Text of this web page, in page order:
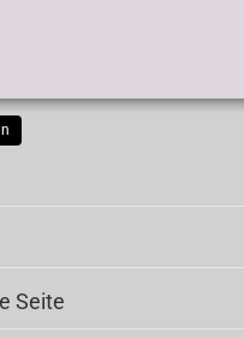
Seite